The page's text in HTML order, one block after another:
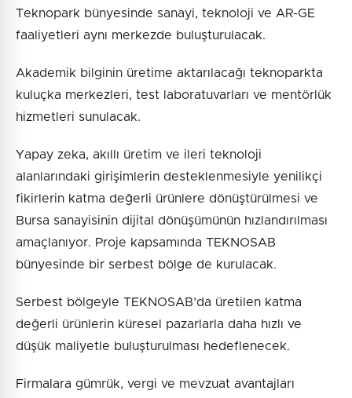
Teknopark bünyesinde sanayi, teknoloji ve AR-GE
faaliyetleri aynı merkezde buluşturulacak.
Akademik bilginin üretime aktarılacağı teknoparkta
kuluçka merkezleri, test laboratuvarları ve mentörlük
hizmetleri sunulacak.
Yapay zeka, akıllı üretim ve ileri teknoloji
alanlarındaki girişimlerin desteklenmesiyle yenilikçi
fikirlerin katma değerli ürünlere dönüştürülmesi ve
Bursa sanayisinin dijital dönüşümünün hızlandırılması
amaçlanıyor. Proje kapsamında TEKNOSAB
bünyesinde bir serbest bölge de kurulacak.
Serbest bölgeyle TEKNOSAB’da üretilen katma
değerli ürünlerin küresel pazarlarla daha hızlı ve
düşük maliyetle buluşturulması hedeflenecek.
Firmalara gümrük, vergi ve mevzuat avantajları